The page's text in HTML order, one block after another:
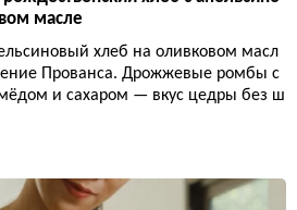
масле
хлеб на оливковом масл
Прованса. Дрожжевые ромбы с
и сахаром — вкус цедры без ш